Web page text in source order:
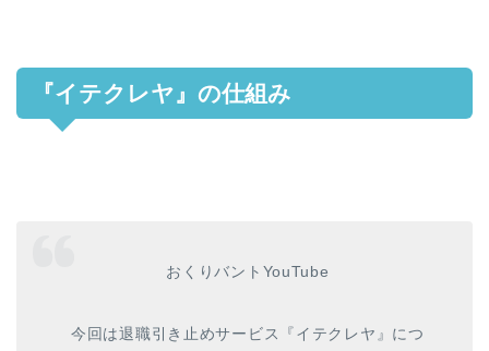
『イテクレヤ』の仕組み
おくりバントYouTube
今回は退職引き止めサービス『イテクレヤ』につ